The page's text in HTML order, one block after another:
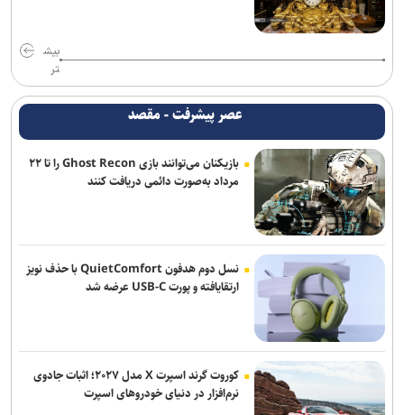
بیش
تر
عصر پیشرفت - مقصد
بازیکنان می‌توانند بازی Ghost Recon را تا ۲۲
مرداد به‌صورت دائمی دریافت کنند
نسل دوم هدفون QuietComfort با حذف نویز
ارتقایافته و پورت USB-C عرضه شد
کوروت گرند اسپرت X مدل ۲۰۲۷؛ اثبات جادوی
نرم‌افزار در دنیای خودروهای اسپرت